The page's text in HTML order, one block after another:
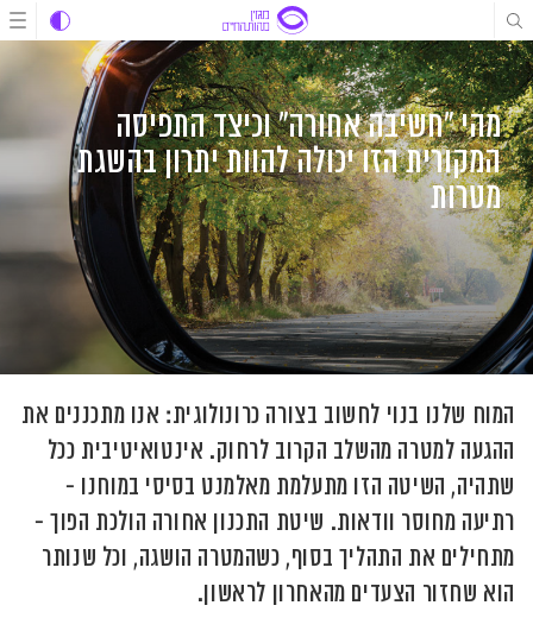
דלג
לתוכן
דלג
לתוכן
דלג
לניווט
מהי "חשיבה אחורה" וכיצד התפיסה
המקורית הזו יכולה להוות יתרון בהשגת
מטרות
המוח שלנו בנוי לחשוב בצורה כרונולוגית: אנו מתכננים את
ההגעה למטרה מהשלב הקרוב לרחוק. אינטואיטיבית ככל
שתהיה, השיטה הזו מתעלמת מאלמנט בסיסי במוחנו -
רתיעה מחוסר וודאות. שיטת התכנון אחורה הולכת הפוך -
מתחילים את התהליך בסוף, כשהמטרה הושגה, וכל שנותר
הוא שחזור הצעדים מהאחרון לראשון.